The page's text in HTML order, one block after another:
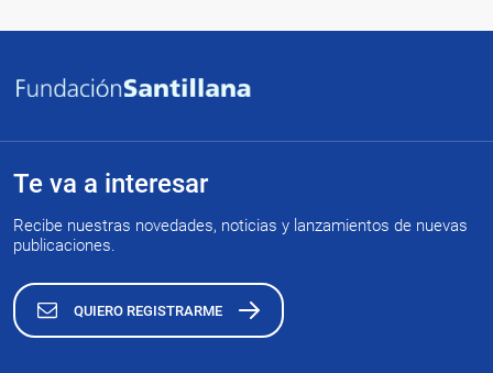
Te va a interesar
Recibe nuestras novedades, noticias y lanzamientos de nuevas
publicaciones.
QUIERO REGISTRARME